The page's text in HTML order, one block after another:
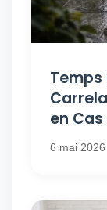
en Cas
6 mai 2026